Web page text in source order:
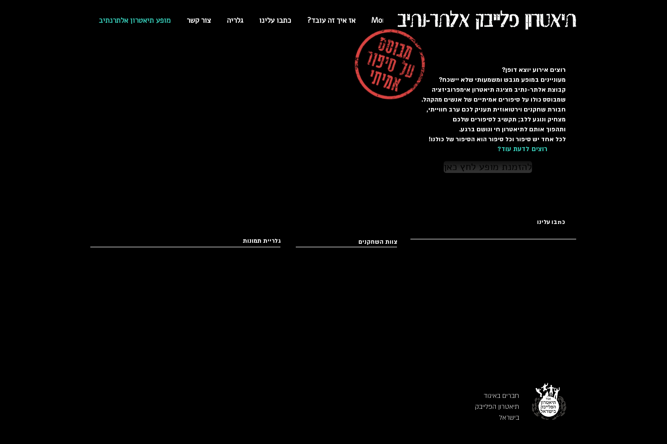
תיאטרון פלייבקאלתר-נתיב
תיאטרון פלייבק אלת-רנתיב מופע תיאטרון אלתרנתיב צור קשר גלריה כתבו עלינו ?אז איך זה עובד More
להזמנת מופע לחץ כאן
רוצים אירוע יוצא דופן?
מעוניינים במופע מגבש ומשמעותי שלא יישכח?
קבוצת אלתר-נתיב מציגה תיאטרון אימפרוביזציה
שמבוסס כולו על סיפורים אמיתיים של אנשים מהקהל.
חבורת שחקנים וירטואוזית תעניק לכם ערב חווייתי,
מצחיק ונוגע ללב; תקשיב לסיפורים שלכם
ותהפוך אותם לתיאטרון חי ונושם ברגע.
לכל אחד יש סיפור וכל סיפור הוא הסיפור של כולנו!
?רוצים לדעת עוד
כתבו עלינו
גלריית תמונות צוות השחקנים
חברים באיגוד
תיאטרון הפלייבק
בישראל